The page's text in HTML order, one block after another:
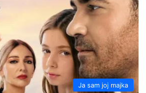
Ja sam joj majka